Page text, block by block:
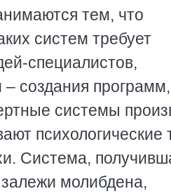
тем, что
систем требует
специалистов,
создания программ,
системы
психологические
Система,
молибдена,